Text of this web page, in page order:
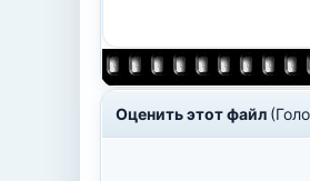
Оценить этот файл